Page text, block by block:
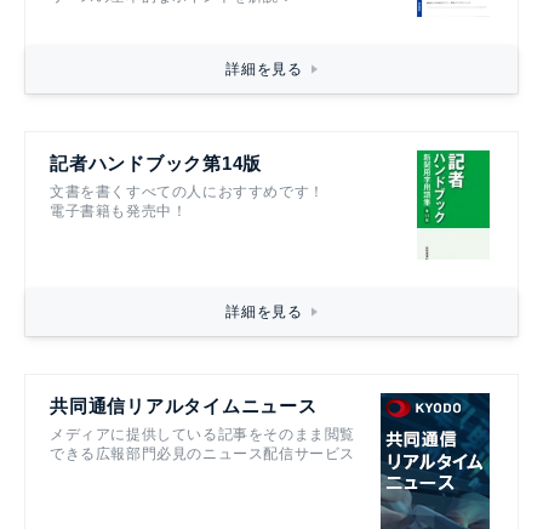
詳細を見る
記者ハンドブック第14版
文書を書くすべての人におすすめです！
電子書籍も発売中！
詳細を見る
共同通信リアルタイムニュース
メディアに提供している記事をそのまま閲覧
できる広報部門必見のニュース配信サービス